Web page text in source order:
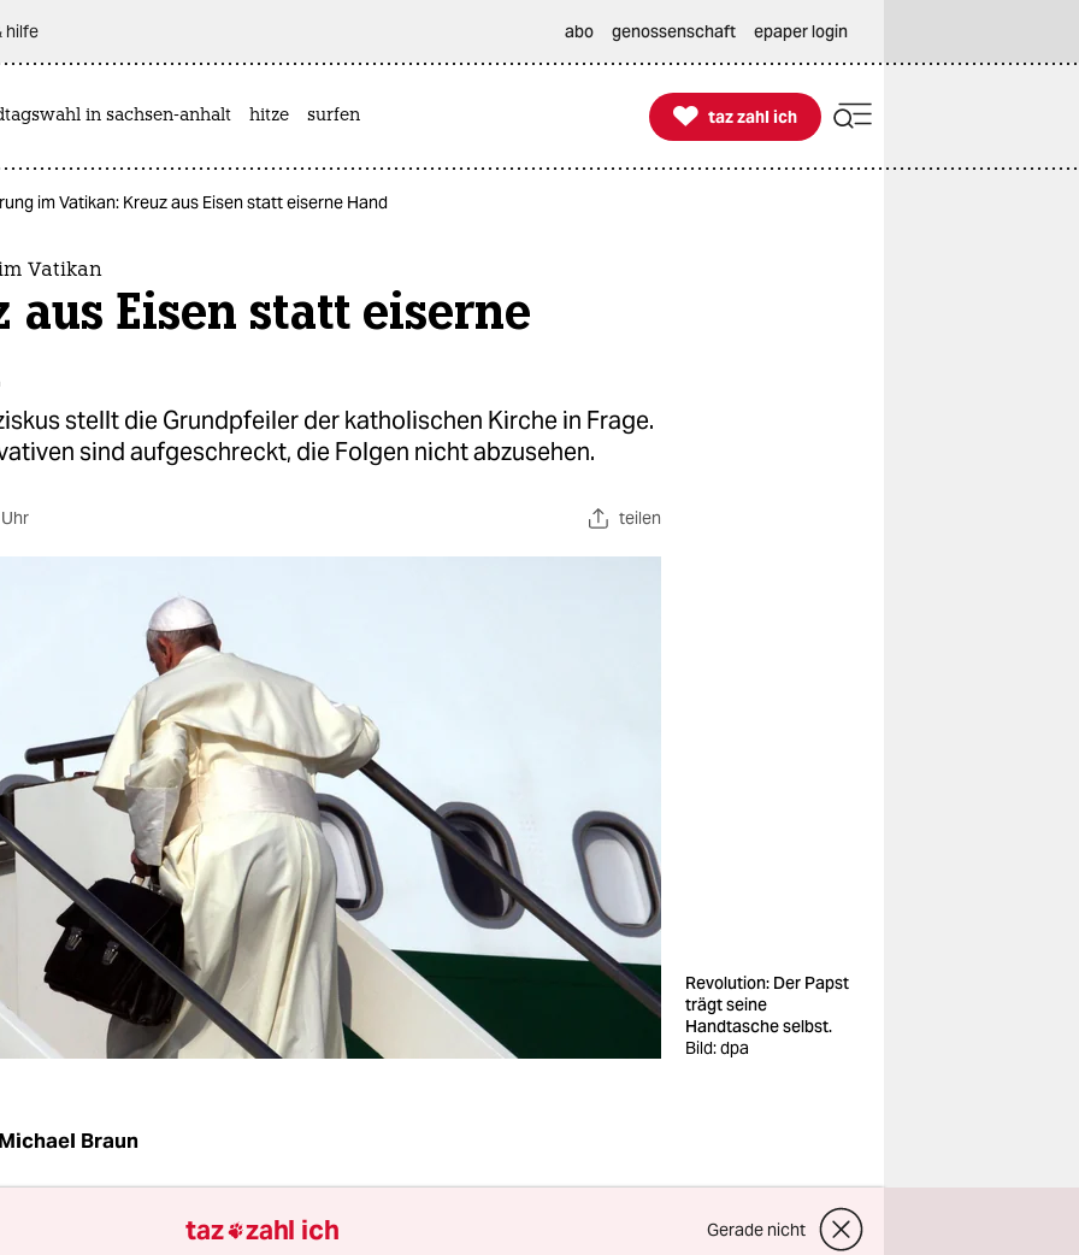
hilfe abo genossenschaft epaper login
in sachsen-anhalt hitze surfen 
taz zahl ich
taz zahl ich
im Vatikan: Kreuz aus Eisen statt eiserne Hand
Vatikan
aus Eisen statt eiserne
stellt die Grundpfeiler der katholischen Kirche in Frage.
sind aufgeschreckt, die Folgen nicht abzusehen.
teilen
Revolution: Der Papst
trägt seine
Handtasche selbst.
Bild: dpa
Michael Braun
mag Situationen, die seinen Sicherheitsleuten die
taz zahl ich Gerade nicht